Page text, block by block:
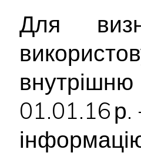
Для
внутрішню
01.01.16 р.